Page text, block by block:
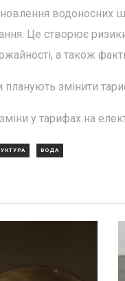
водоносних
Це створює
а також
змінити
у тарифах на
ВОДА